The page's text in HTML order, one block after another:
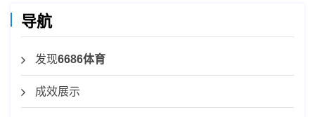
导航
发现6686体育
成效展示